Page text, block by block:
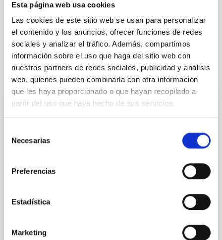
Esta página web usa cookies
Las cookies de este sitio web se usan para personalizar
el contenido y los anuncios, ofrecer funciones de redes
sociales y analizar el tráfico. Además, compartimos
información sobre el uso que haga del sitio web con
nuestros partners de redes sociales, publicidad y análisis
web, quienes pueden combinarla con otra información
que les haya proporcionado o que hayan recopilado a
partir del uso que haya hecho de sus servicios.
Necesarias
Preferencias
Estadística
Marketing
Cosmología y Astropartículas (CYA)
Cosmología observacional
Te puede interesar
the inner dark matter density slopes of
Aims. We aim to investigate the connection between
particular, we tested whether the burstiness and
formation of cored versus cuspy dark matter profiles.
Methods. We homogeneously analysed